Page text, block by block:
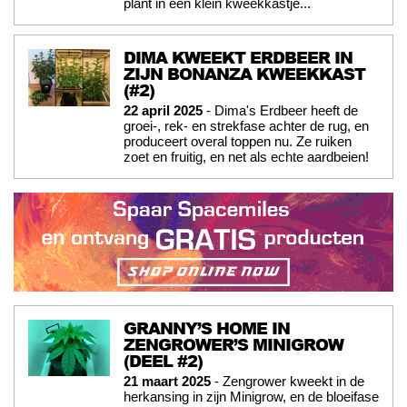
plant in een klein kweekkastje...
DIMA KWEEKT ERDBEER IN
ZIJN BONANZA KWEEKKAST
(#2)
22 april 2025 - Dima's Erdbeer heeft de
groei-, rek- en strekfase achter de rug, en
produceert overal toppen nu. Ze ruiken
zoet en fruitig, en net als echte aardbeien!
GRANNY’S HOME IN
ZENGROWER’S MINIGROW
(DEEL #2)
21 maart 2025 - Zengrower kweekt in de
herkansing in zijn Minigrow, en de bloeifase